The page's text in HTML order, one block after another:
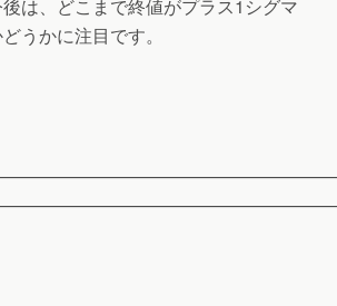
は、どこまで終値がプラス1シグマ
うかに注目です。